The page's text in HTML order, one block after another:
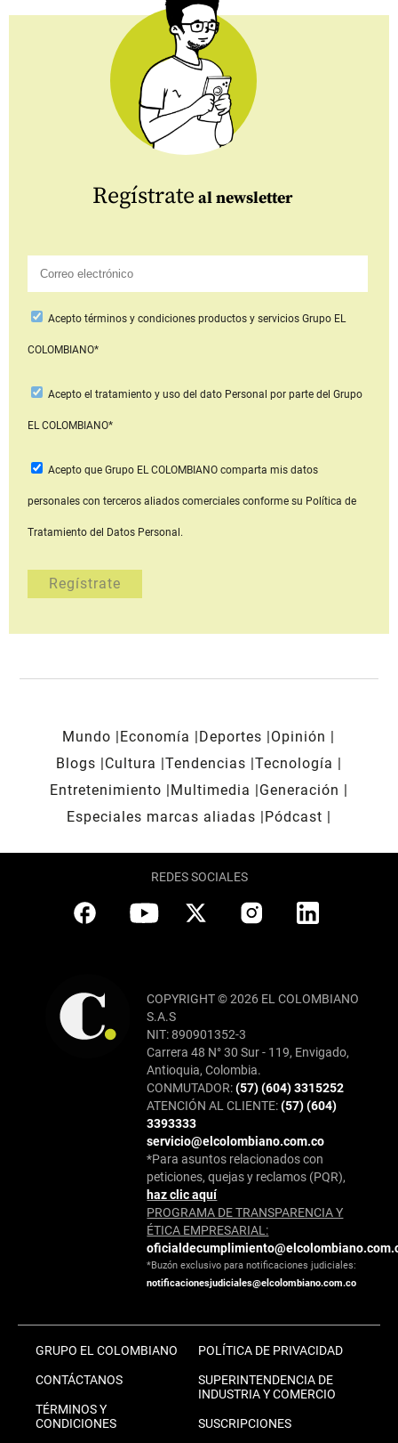
Regístrate al newsletter
Aceptotérminos y condiciones productos y serviciosGrupo EL
COLOMBIANO*
Acepto el tratamiento y uso del dato Personal por parte del Grupo
EL COLOMBIANO*
Acepto que Grupo EL COLOMBIANOcomparta mis datos
personales con terceros aliados comerciales conforme su Política de
Tratamiento del Datos Personal.
Mundo Economía Deportes
Opinión
Blogs
Cultura Tendencias Tecnología
Entretenimiento
Multimedia
Generación
Especiales marcas aliadas
Pódcast
REDES SOCIALES
COPYRIGHT © 2026 EL COLOMBIANO
S.A.S
NIT: 890901352-3
Carrera 48 N° 30 Sur - 119, Envigado,
Antioquia, Colombia.
CONMUTADOR:(57) (604) 3315252
ATENCIÓN AL CLIENTE:(57) (604)
3393333
servicio@elcolombiano.com.co
*Para asuntos relacionados con
peticiones, quejas y reclamos (PQR),
haz clic aquí
PROGRAMA DE TRANSPARENCIA Y
ÉTICA EMPRESARIAL:
*Buzón exclusivo para notificaciones judiciales:
notificacionesjudiciales@elcolombiano.com.co
GRUPO EL COLOMBIANO
CONTÁCTANOS
TÉRMINOS Y
CONDICIONES
POLÍTICA DE PRIVACIDAD
SUPERINTENDENCIA DE
INDUSTRIA Y COMERCIO
SUSCRIPCIONES